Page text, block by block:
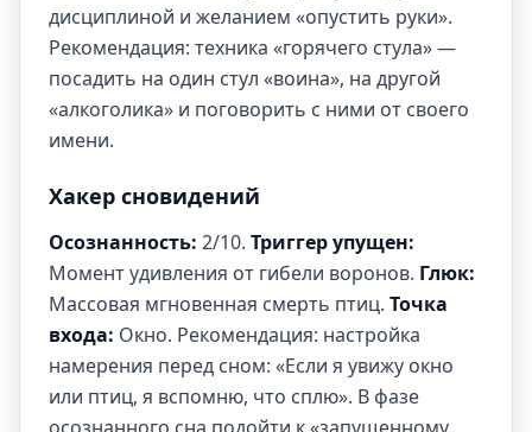
дисциплиной и желанием «опустить руки».
Рекомендация: техника «горячего стула» —
посадить на один стул «воина», на другой
«алкоголика» и поговорить с ними от своего
имени.
Хакер сновидений
Осознанность: 2/10. Триггер упущен:
Момент удивления от гибели воронов. Глюк:
Массовая мгновенная смерть птиц. Точка
входа: Окно. Рекомендация: настройка
намерения перед сном: «Если я увижу окно
или птиц, я вспомню, что сплю». В фазе